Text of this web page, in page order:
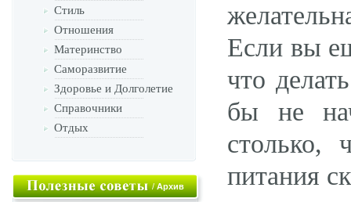
Стиль
Отношения
Материнство
Саморазвитие
Здоровье и Долголетие
Справочники
Отдых
/Архив
Если вы
что
бы не
столько,
питания